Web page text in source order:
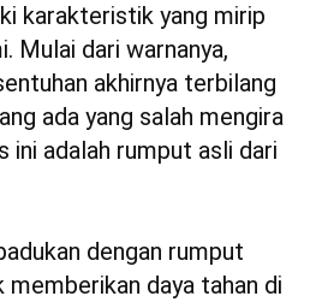
karakteristik yang mirip
Mulai dari warnanya,
akhirnya terbilang
ada yang salah mengira
ini adalah rumput asli dari
dengan rumput
memberikan daya tahan di